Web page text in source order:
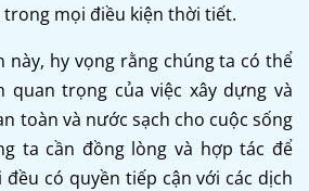
mọi điều kiện thời tiết.
hy vọng rằng chúng ta có thể
quan trọng của việc xây dựng và
toàn và nước sạch cho cuộc sống
ta cần đồng lòng và hợp tác để
có quyền tiếp cận với các dịch